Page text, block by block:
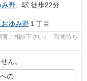
み野 」駅 徒歩22分
おゆみ野 １丁目
育ご相談下さい♪ 現地待ち
ん。
の